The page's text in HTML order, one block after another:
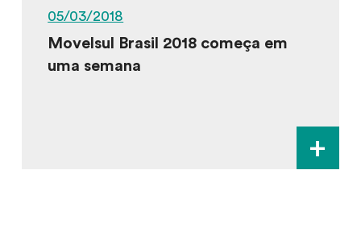
05/03/2018
Movelsul Brasil 2018 começa em
uma semana
+